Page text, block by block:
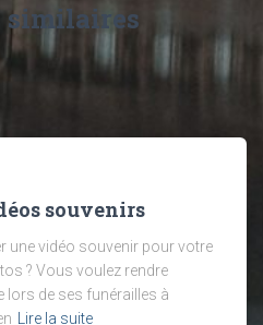
similaires
souvenirs
une vidéo souvenir pour votre
? Vous voulez rendre
lors de ses funérailles à
Lire la suite